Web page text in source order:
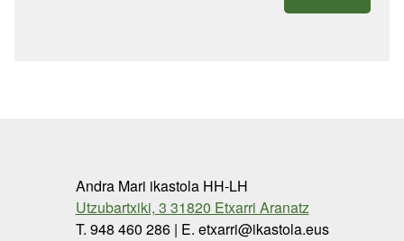
Andra Mari ikastola HH-LH
Utzubartxiki, 3 31820 Etxarri Aranatz
T. 948 460 286 | E. etxarri@ikastola.eus